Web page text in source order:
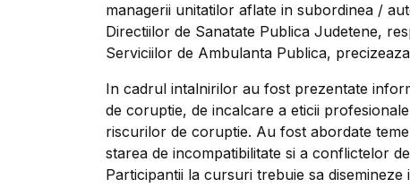
managerii unitatilor aflate in subordinea /
Directiilor de Sanatate Publica Judetene,
Serviciilor de Ambulanta Publica,
In cadrul intalnirilor au fost prezentate
de coruptie, de incalcare a eticii
riscurilor de coruptie. Au fost abordate
starea de incompatibilitate si a conflictelor
Participantii la cursuri trebuie sa